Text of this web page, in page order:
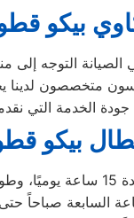
بيكو
لتسجيل شكاويك، كما
مصر. مهندسون
بيكو
7)